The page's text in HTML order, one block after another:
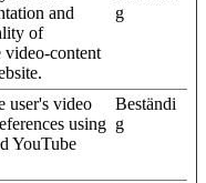
and
of
video-content
g
user's video
using
YouTube
Beständi
g